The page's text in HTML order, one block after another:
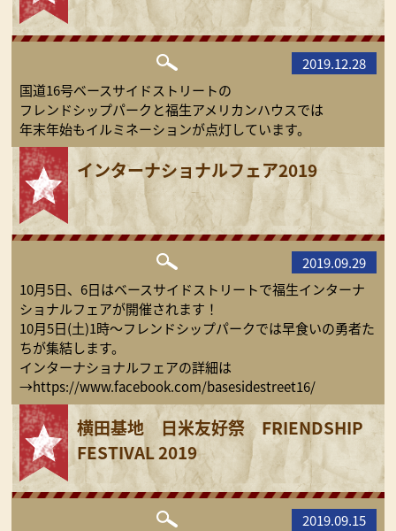
2019.12.28
国道16号ベースサイドストリートの
フレンドシップパークと福生アメリカンハウスでは
年末年始もイルミネーションが点灯しています。
インターナショナルフェア2019
2019.09.29
10月5日、6日はベースサイドストリートで福生インターナ
ショナルフェアが開催されます！
10月5日(土)1時～フレンドシップパークでは早食いの勇者た
ちが集結します。
インターナショナルフェアの詳細は
→https://www.facebook.com/basesidestreet16/
横田基地 日米友好祭 FRIENDSHIP
FESTIVAL 2019
2019.09.15